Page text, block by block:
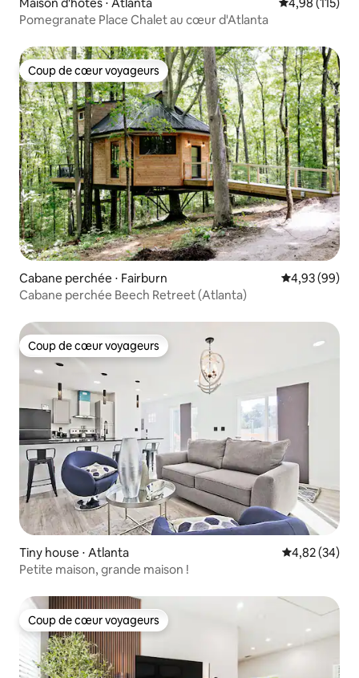
Pomegranate Place Chalet au cœur d'Atlanta
Coup de cœur voyageurs
Coup de cœur voyageurs
Cabane perchée ⋅ Fairburn Évaluation
4,93 (99)
Cabane perchée Beech Retreet (Atlanta)
Coup de cœur voyageurs
Coup de cœur voyageurs
Tiny house ⋅ Atlanta Évaluation
4,82 (34)
Petite maison, grande maison !
Coup de cœur voyageurs
Coup de cœur voyageurs